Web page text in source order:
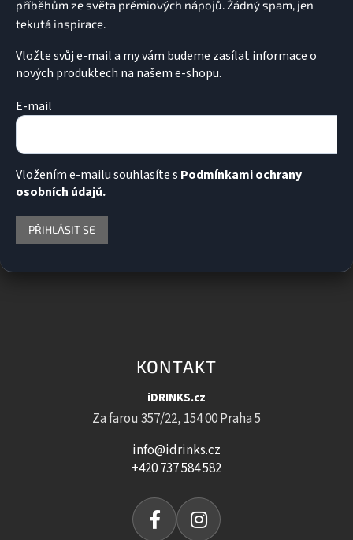
Vložte svůj e-mail a my vám budeme zasílat informace o
nových produktech na našem e-shopu.
E-mail
Vložením e-mailu souhlasíte s Podmínkami ochrany
osobních údajů.
PŘIHLÁSIT SE
KONTAKT
iDRINKS.cz
Za farou 357/22, 154 00 Praha 5
info@idrinks.cz
+420 737 584 582